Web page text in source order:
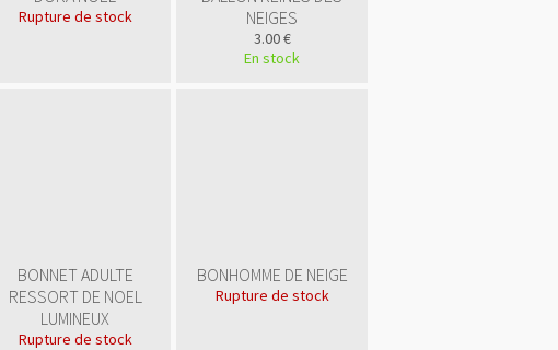
Rupture de stock
NEIGES
3.00 €
En stock
BONNET ADULTE
RESSORT DE NOEL
LUMINEUX
Rupture de stock
BONHOMME DE NEIGE
Rupture de stock